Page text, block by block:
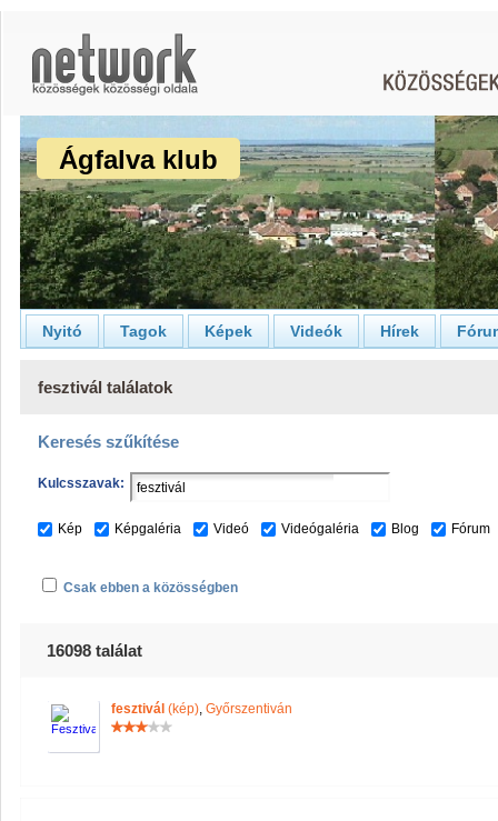
Ágfalva klub
Nyitó Tagok Képek Videók Hírek
fesztivál találatok
Keresés szűkítése
Kulcsszavak:
Kép Képgaléria Videó Videógaléria Blog Fórum
Csak ebben a közösségben
16098 találat
fesztivál (kép), Győrszentiván